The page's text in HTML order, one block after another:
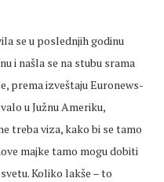
se u poslednjih godinu
i našla se na stubu srama
prema izveštaju Euronews-
u Južnu Ameriku,
treba viza, kako bi se tamo
majke tamo mogu dobiti
Koliko lakše – to